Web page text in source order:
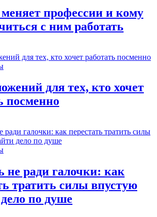
профессии и кому
с ним работать
для тех, кто хочет
посменно
не ради галочки: как
тратить силы впустую
по душе